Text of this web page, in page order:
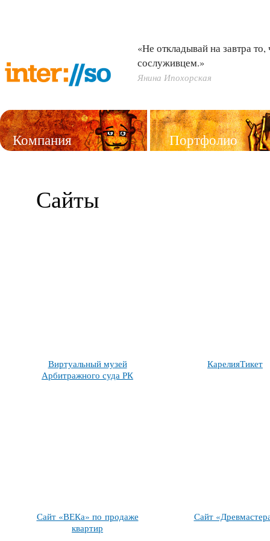
«Не откладывай на завтра
сослуживцем.»
Янина Ипохорская
Компания Портфолио
Сайты
Виртуальный музей
Арбитражного суда РК
КарелияТикет
Сайт «ВЕКа» по продаже
квартир
Сайт